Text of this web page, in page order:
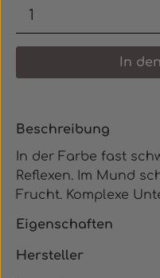
Produkt
In
Beschreibung
In der Farbe fast
Reflexen. Im Mund
Frucht. Komplexe
Eigenschaften
Hersteller